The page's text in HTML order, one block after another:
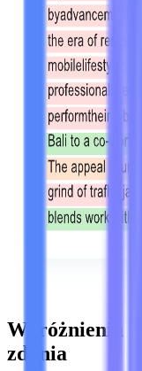
Wyróżnienia
zdania